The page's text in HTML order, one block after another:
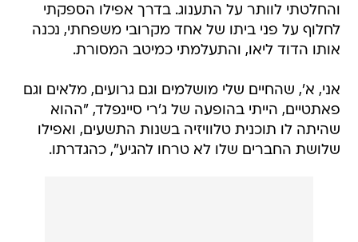
והחלטתי לוותר על התענוג. בדרך אפילו הספקתי
לחלוף על פני ביתו של אחד מקרובי משפחתי, נכנה
אותו הדוד ליאו, והתעלמתי כמיטב המסורת.
אני, א', שהחיים שלי מושלמים וגם גרועים, מלאים וגם
פאתטיים, הייתי בהופעה של ג'רי סיינפלד, "ההוא
שהיתה לו תוכנית טלוויזיה בשנות התשעים, ואפילו
שלושת החברים שלו לא טרחו להגיע", כהגדרתו.